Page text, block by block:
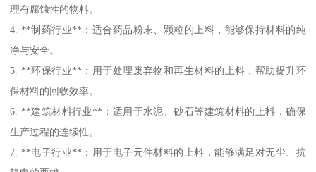
理有腐蚀性的物料。
4. **制药行业**：适合药品粉末、颗粒的上料，能够保持材料的纯
净与安全。
5. **环保行业**：用于处理废弃物和再生材料的上料，帮助提升环
保材料的回收效率。
6. **建筑材料行业**：适用于水泥、砂石等建筑材料的上料，确保
生产过程的连续性。
7. **电子行业**：用于电子元件材料的上料，能够满足对无尘、抗